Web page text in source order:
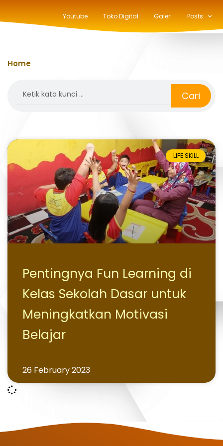
Youtube Toko Digital Galeri Posts
Home
Cari
LIFE SKILL
Pentingnya Fun Learning di
Kelas Sekolah Dasar untuk
Meningkatkan Motivasi
Belajar
26 February 2023